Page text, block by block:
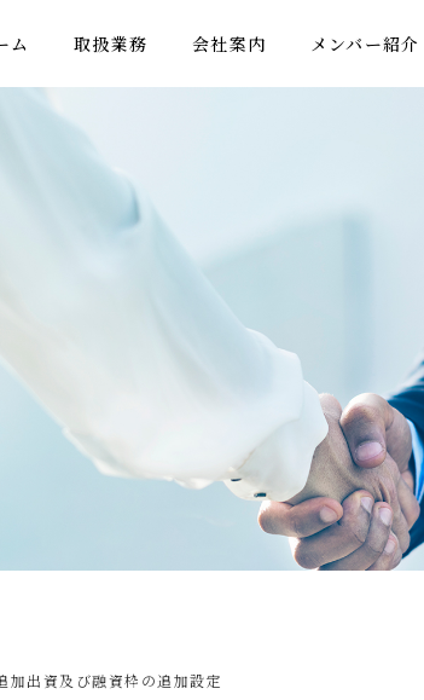
ム 取扱業務 会社案内 メンバー紹介
出資及び融資枠の追加設定